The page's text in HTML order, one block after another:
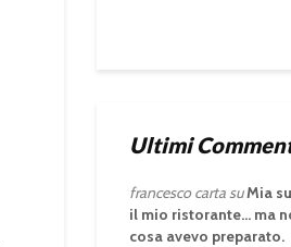
Ultimi
francesco cartasuMia
il mio ristorante… ma
cosa avevo preparato.